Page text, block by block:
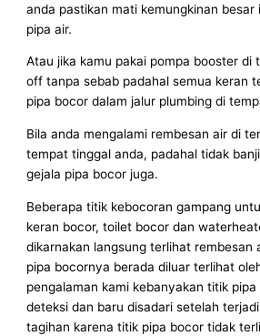
anda pastikan mati kemungkinan besar
pipa air.
Atau jika kamu pakai pompa booster di
off tanpa sebab padahal semua keran
pipa bocor dalam jalur plumbing di
Bila anda mengalami rembesan air di
tempat tinggal anda, padahal tidak
gejala pipa bocor juga.
Beberapa titik kebocoran gampang
keran bocor, toilet bocor dan
dikarnakan langsung terlihat rembesan
pipa bocornya berada diluar terlihat
pengalaman kami kebanyakan titik
deteksi dan baru disadari setelah
tagihan karena titik pipa bocor tidak